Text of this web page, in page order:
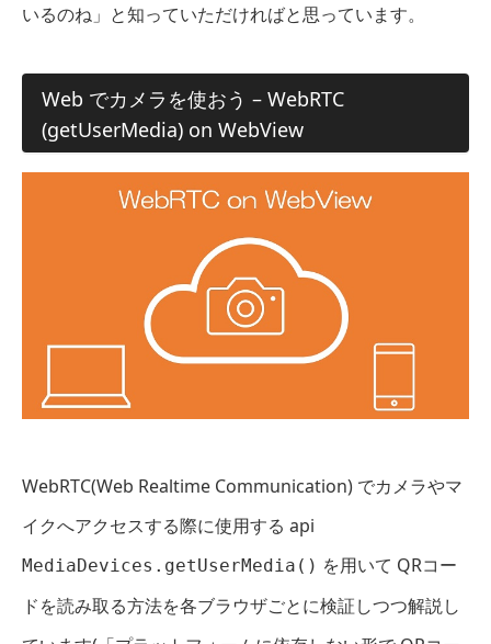
いるのね」と知っていただければと思っています。
Web でカメラを使おう – WebRTC
(getUserMedia) on WebView
WebRTC(Web Realtime Communication) でカメラやマ
イクへアクセスする際に使用する api
MediaDevices.getUserMedia() を用いて QRコー
ドを読み取る方法を各ブラウザごとに検証しつつ解説し